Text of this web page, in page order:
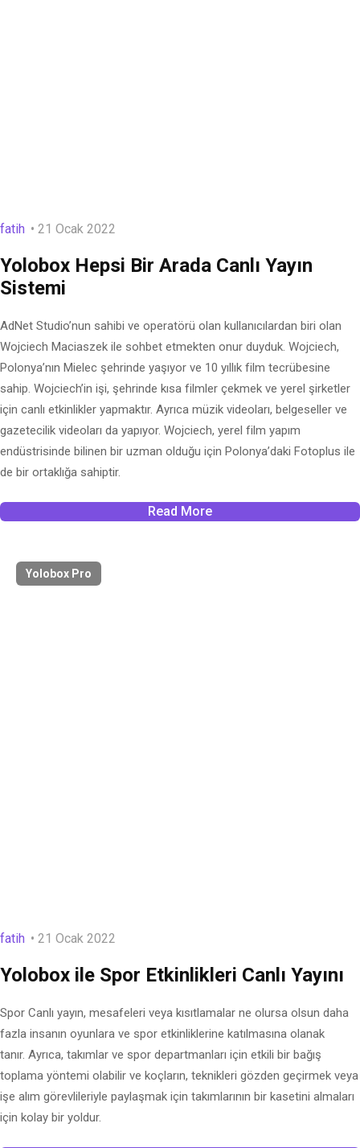
fatih 21 Ocak 2022
Yolobox Hepsi Bir Arada Canlı Yayın
Sistemi
AdNet Studio’nun sahibi ve operatörü olan kullanıcılardan biri olan
Wojciech Maciaszek ile sohbet etmekten onur duyduk. Wojciech,
Polonya’nın Mielec şehrinde yaşıyor ve 10 yıllık film tecrübesine
sahip. Wojciech’in işi, şehrinde kısa filmler çekmek ve yerel şirketler
için canlı etkinlikler yapmaktır. Ayrıca müzik videoları, belgeseller ve
gazetecilik videoları da yapıyor. Wojciech, yerel film yapım
endüstrisinde bilinen bir uzman olduğu için Polonya’daki Fotoplus ile
de bir ortaklığa sahiptir.
Read More
Yolobox Pro
fatih 21 Ocak 2022
Yolobox ile Spor Etkinlikleri Canlı Yayını
Spor Canlı yayın, mesafeleri veya kısıtlamalar ne olursa olsun daha
fazla insanın oyunlara ve spor etkinliklerine katılmasına olanak
tanır. Ayrıca, takımlar ve spor departmanları için etkili bir bağış
toplama yöntemi olabilir ve koçların, teknikleri gözden geçirmek veya
işe alım görevlileriyle paylaşmak için takımlarının bir kasetini almaları
için kolay bir yoldur.